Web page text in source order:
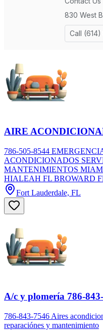
AIRE
786-505-8544
ACONDICIONADOS
MANTENIMIENTOS
HIALEAH FL BROWARD
Fort Lauderdale, FL
A/c y plomería 786-
786-843-7546 Aires
reparaciónes y mantenimiento